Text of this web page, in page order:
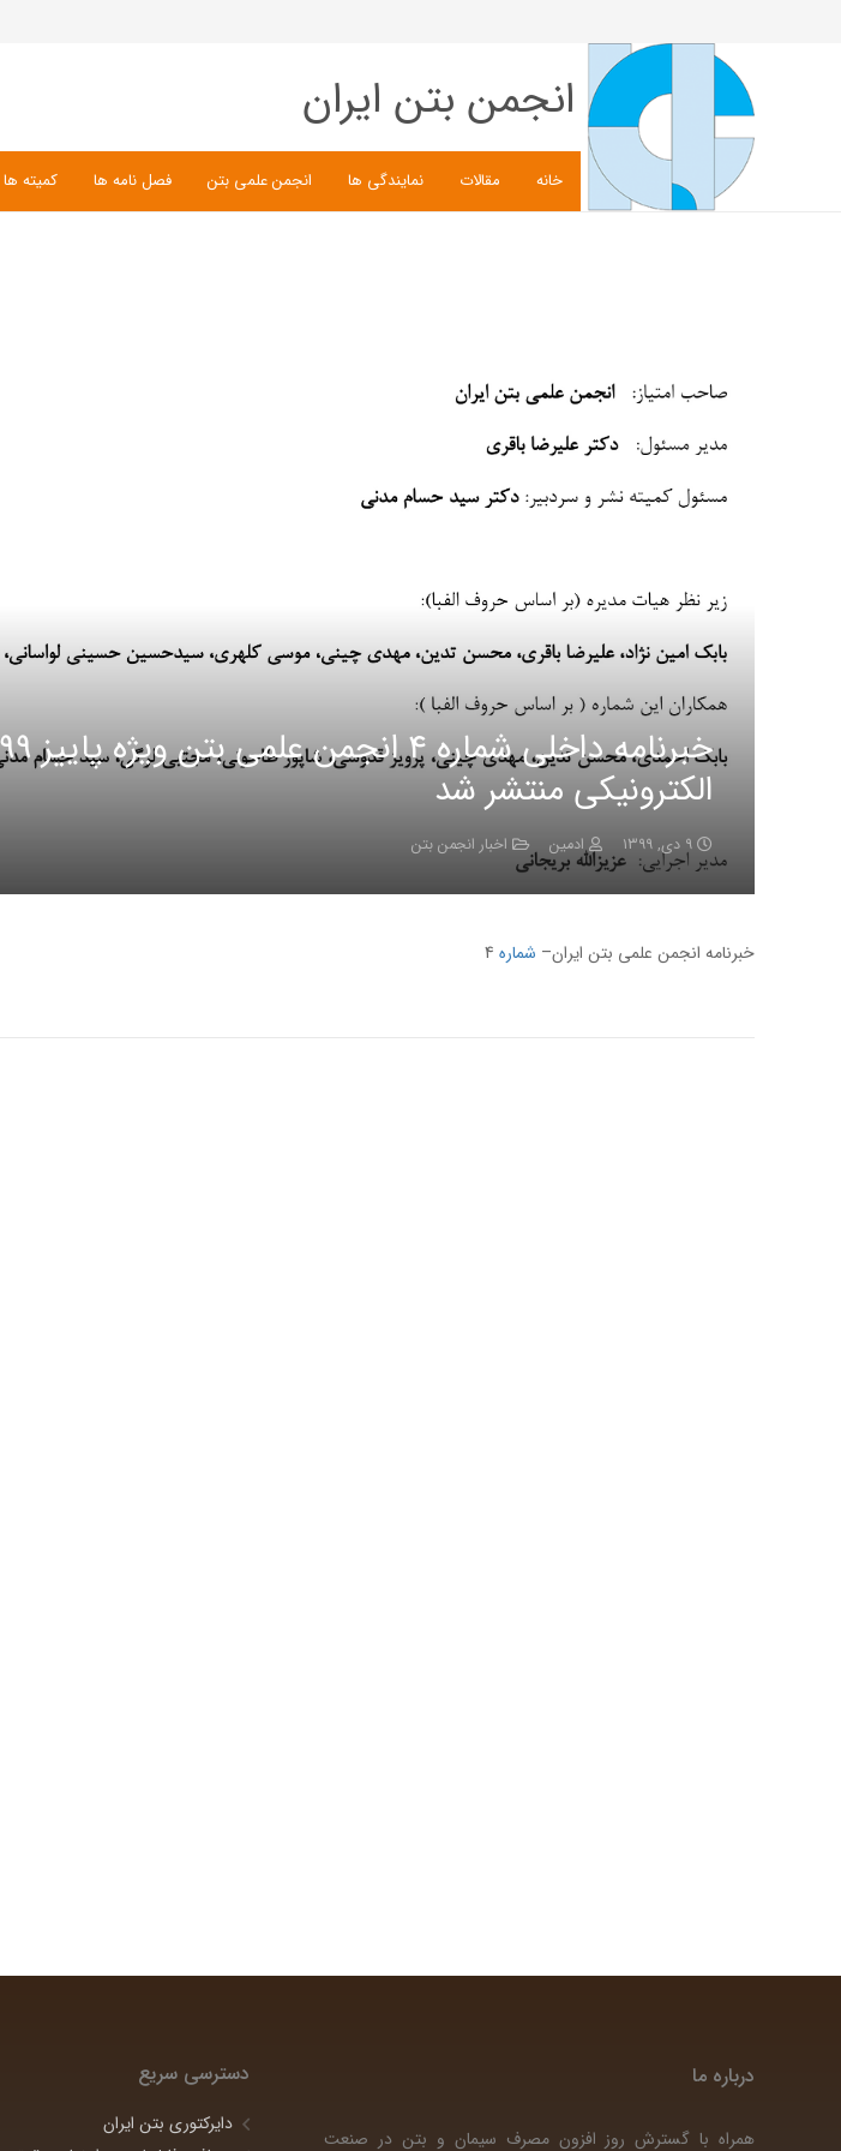
انجمن بتن ایران
خانه مقالات نمایندگی ها انجمن علمی بتن فصل نامه ها کمیته ها
الکترونیکی منتشر شد
۹ دی, ۱۳۹۹ ادمین اخبار انجمن بتن
خبرنامه انجمن علمی بتن ایران– شماره
درباره ما
همراه با گسترش روز افزون مصرف سیمان و بتن در صنعت
دسترسی سریع
دایرکتوری بتن ایران